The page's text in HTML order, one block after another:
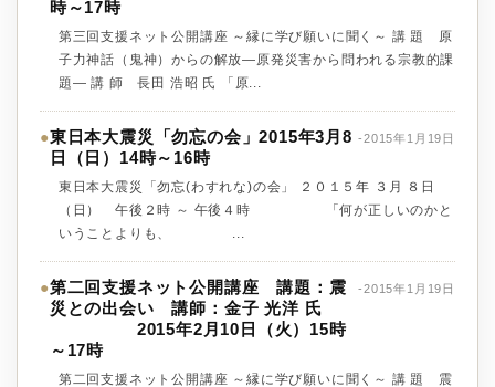
時～17時
第三回支援ネット公開講座 ～縁に学び願いに聞く～ 講 題 原
子力神話（鬼神）からの解放―原発災害から問われる宗教的課
題― 講 師 長田 浩昭 氏 「原...
●東日本大震災「勿忘の会」2015年3月8
日（日）14時～16時
-2015年1月19日
東日本大震災「勿忘(わすれな)の会」 ２０１５年 ３月 ８日
（日） 午後２時 ～ 午後４時 「何が正しいのかと
いうことよりも、 ...
●第二回支援ネット公開講座 講題：震
災との出会い 講師：金子 光洋 氏
2015年2月10日（火）15時
～17時
-2015年1月19日
第二回支援ネット公開講座 ～縁に学び願いに聞く～ 講 題 震